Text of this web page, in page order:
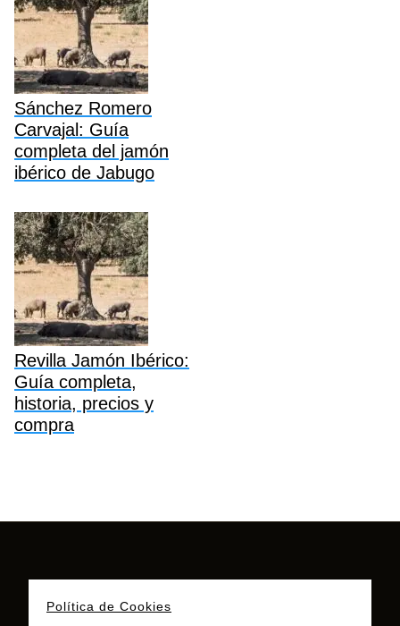
Sánchez Romero
Carvajal: Guía
completa del jamón
ibérico de Jabugo
Revilla Jamón Ibérico:
Guía completa,
historia, precios y
compra
Política de Cookies